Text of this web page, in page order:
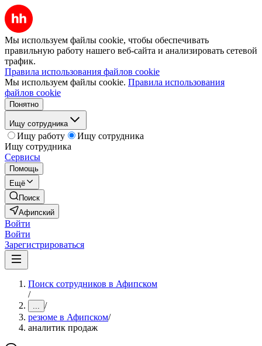
Мы используем файлы cookie, чтобы обеспечивать
правильную работу нашего веб-сайта и анализировать сетевой
трафик.
Правила использования файлов cookie
Мы используем файлы cookie. Правила использования
файлов cookie
Понятно
Ищу сотрудника
Ищу работу
Ищу сотрудника
Ищу сотрудника
Сервисы
Помощь
Ещё
Поиск
Афипский
Войти
Войти
Зарегистрироваться
Поиск сотрудников в Афипском
/
... /
резюме в Афипском/
аналитик продаж